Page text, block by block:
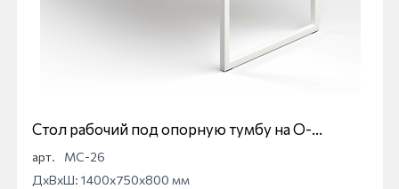
Стол рабочий под опорную тумбу на О-
образной опоре Магна МС-26
арт.
МС-26
ДхВхШ: 1400x750x800 мм